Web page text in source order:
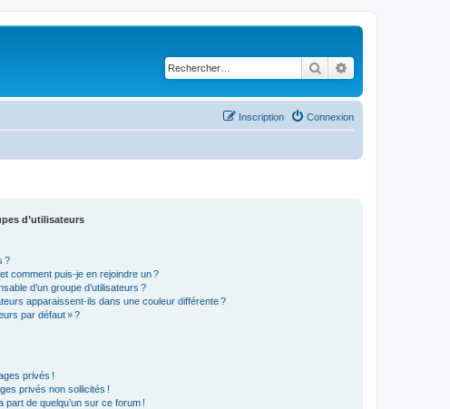
Rechercher
Connexion
Inscription
d’utilisateurs
?
comment puis-je en rejoindre un ?
d’un groupe d’utilisateurs ?
apparaissent-ils dans une couleur différente ?
par défaut » ?
privés !
privés non sollicités !
part de quelqu’un sur ce forum !